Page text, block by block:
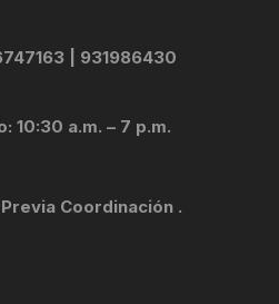
| 931986430
10:30 a.m. – 7 p.m.
Coordinación .